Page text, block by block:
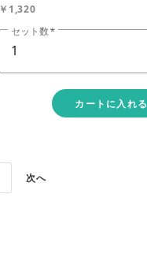
￥1,320
セット数
カートに入れる
次へ